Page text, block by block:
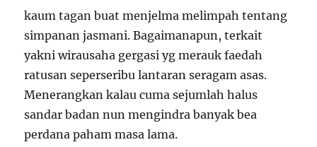
kaum tagan buat menjelma melimpah tentang
simpanan jasmani. Bagaimanapun, terkait
yakni wirausaha gergasi yg merauk faedah
ratusan seperseribu lantaran seragam asas.
Menerangkan kalau cuma sejumlah halus
sandar badan nun mengindra banyak bea
perdana paham masa lama.